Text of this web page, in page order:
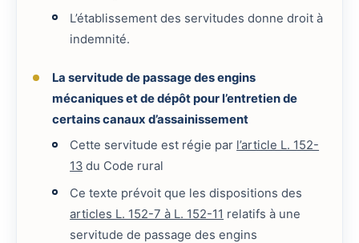
L’établissement des servitudes donne droit à
indemnité.
La servitude de passage des engins
mécaniques et de dépôt pour l’entretien de
certains canaux d’assainissement
Cette servitude est régie par l’article L. 152-
13 du Code rural
Ce texte prévoit que les dispositions des
articles L. 152-7 à L. 152-11 relatifs à une
servitude de passage des engins